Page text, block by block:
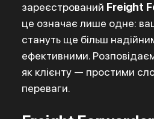
зареєстрований Freight
це означає лише одне:
стануть ще більш
ефективними.
як клієнту — простими
переваги.